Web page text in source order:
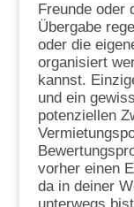
Freunde oder
Übergabe
oder die
organisiert
kannst.
und ein
potenziellen
vorher einen
da in deiner